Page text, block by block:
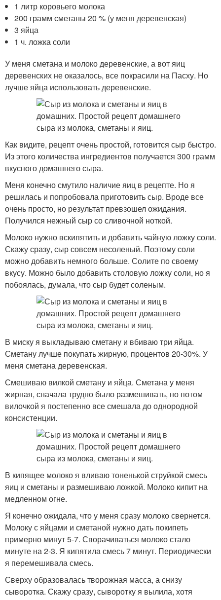
1 литр коровьего молока
200 грамм сметаны 20 % (у меня деревенская)
3 яйца
1 ч. ложка соли
У меня сметана и молоко деревенские, а вот яиц
деревенских не оказалось, все покрасили на Пасху. Но
лучше яйца использовать деревенские.
Как видите, рецепт очень простой, готовится сыр быстро.
Из этого количества ингредиентов получается 300 грамм
вкусного домашнего сыра.
Меня конечно смутило наличие яиц в рецепте. Но я
решилась и попробовала приготовить сыр. Вроде все
очень просто, но результат превзошел ожидания.
Получился нежный сыр со сливочной ноткой.
Молоко нужно вскипятить и добавить чайную ложку соли.
Скажу сразу, сыр совсем несоленый. Поэтому соли
можно добавить немного больше. Солите по своему
вкусу. Можно было добавить столовую ложку соли, но я
побоялась, думала, что сыр будет соленым.
В миску я выкладываю сметану и вбиваю три яйца.
Сметану лучше покупать жирную, процентов 20-30%. У
меня сметана деревенская.
Смешиваю вилкой сметану и яйца. Сметана у меня
жирная, сначала трудно было размешивать, но потом
вилочкой я постепенно все смешала до однородной
консистенции.
В кипящее молоко я вливаю тоненькой струйкой смесь
яиц и сметаны и размешиваю ложкой. Молоко кипит на
медленном огне.
Я конечно ожидала, что у меня сразу молоко свернется.
Молоку с яйцами и сметаной нужно дать покипеть
примерно минут 5-7. Сворачиваться молоко стало
минуте на 2-3. Я кипятила смесь 7 минут. Периодически
я перемешивала смесь.
Сверху образовалась творожная масса, а снизу
сыворотка. Скажу сразу, сыворотку я вылила, хотя